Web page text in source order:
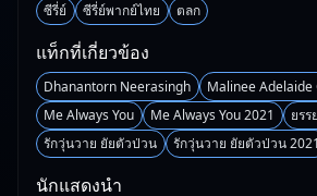
ซีรี่ย์ ซีรี่ย์พากย์ไทย ตลก
แท็กที่เกี่ยวข้อง
Dhanantorn Neerasingh
Malinee Adelaide
Me Always You
Me Always You 2021
ยรร
รักวุ่นวาย ยัยตัวป่วน
รักวุ่นวาย ยัยตัวป่วน 2021
นักแสดงนำ